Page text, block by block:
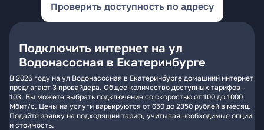
Проверить доступность по адресу
Подключить интернет на ул
Водонасосная в Екатеринбурге
В 2026 году на ул Водонасосная в Екатеринбурге домашний интернет
предлагают 3 провайдера. Общее количество доступных тарифов -
103. Вы можете выбрать подключение со скоростью от 100 до 1000
Мбит/с. Цены на услуги варьируются от 650 до 2350 рублей в месяц.
Подайте заявку на подходящий тариф, учитывая необходимые опции
и стоимость.